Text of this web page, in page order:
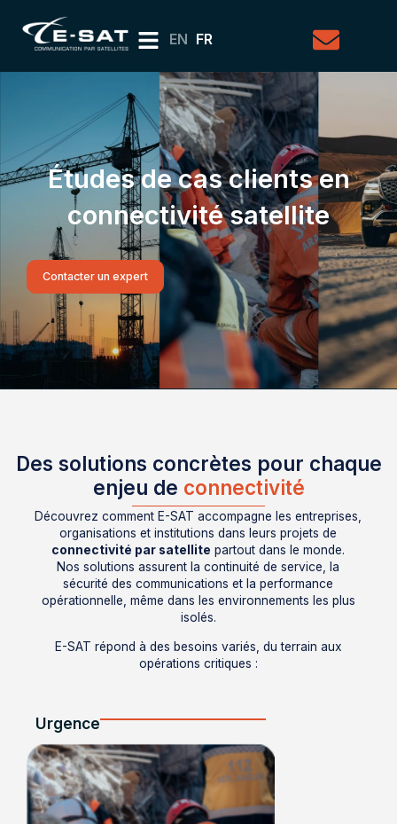
EN FR
Études de cas clients en
connectivité satellite
Contacter un expert
Des solutions concrètes pour chaque
enjeu de connectivité
Découvrez comment E-SAT accompagne les entreprises,
organisations et institutions dans leurs projets de
connectivité par satellite partout dans le monde.
Nos solutions assurent la continuité de service, la
sécurité des communications et la performance
opérationnelle, même dans les environnements les plus
isolés.
E-SAT répond à des besoins variés, du terrain aux
opérations critiques :
Urgence